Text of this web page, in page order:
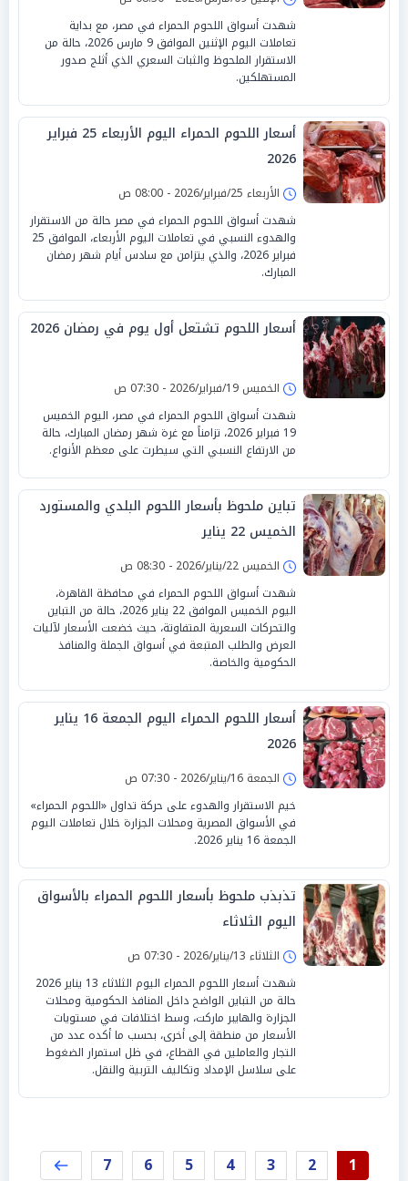
شهدت أسواق اللحوم الحمراء في مصر، مع بداية
تعاملات اليوم الإثنين الموافق 9 مارس 2026، حالة من
الاستقرار الملحوظ والثبات السعري الذي أثلج صدور
المستهلكين.
أسعار اللحوم الحمراء اليوم الأربعاء 25 فبراير
2026
الأربعاء 25/فبراير/2026 - 08:00 ص
شهدت أسواق اللحوم الحمراء في مصر حالة من الاستقرار
والهدوء النسبي في تعاملات اليوم الأربعاء، الموافق 25
فبراير 2026، والذي يتزامن مع سادس أيام شهر رمضان
المبارك.
أسعار اللحوم تشتعل أول يوم في رمضان 2026
الخميس 19/فبراير/2026 - 07:30 ص
شهدت أسواق اللحوم الحمراء في مصر، اليوم الخميس
19 فبراير 2026، تزامناً مع غرة شهر رمضان المبارك، حالة
من الارتفاع النسبي التي سيطرت على معظم الأنواع.
تباين ملحوظ بأسعار اللحوم البلدي والمستورد
الخميس 22 يناير
الخميس 22/يناير/2026 - 08:30 ص
شهدت أسواق اللحوم الحمراء في محافظة القاهرة،
اليوم الخميس الموافق 22 يناير 2026، حالة من التباين
والتحركات السعرية المتفاوتة، حيث خضعت الأسعار لآليات
العرض والطلب المتبعة في أسواق الجملة والمنافذ
الحكومية والخاصة.
أسعار اللحوم الحمراء اليوم الجمعة 16 يناير
2026
الجمعة 16/يناير/2026 - 07:30 ص
خيم الاستقرار والهدوء على حركة تداول «اللحوم الحمراء»
في الأسواق المصرية ومحلات الجزارة خلال تعاملات اليوم
الجمعة 16 يناير 2026.
تذبذب ملحوظ بأسعار اللحوم الحمراء بالأسواق
اليوم الثلاثاء
الثلاثاء 13/يناير/2026 - 07:30 ص
شهدت أسعار اللحوم الحمراء اليوم الثلاثاء 13 يناير 2026
حالة من التباين الواضح داخل المنافذ الحكومية ومحلات
الجزارة والهايبر ماركت، وسط اختلافات في مستويات
الأسعار من منطقة إلى أخرى، بحسب ما أكده عدد من
التجار والعاملين في القطاع، في ظل استمرار الضغوط
على سلاسل الإمداد وتكاليف التربية والنقل.
1
2
3
4
5
6
7